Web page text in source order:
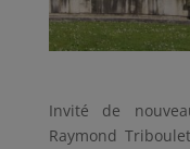
Invité de
Raymond